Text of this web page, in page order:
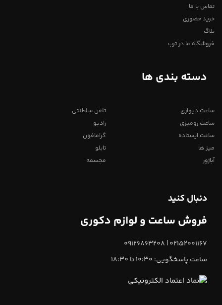
تماس با ما
خرید حضوری
بلاگ
فروشگاه ما در ترب
دسته بندی ها
ساعت دیواری
ساعت رومیزی
ساعت ایستاده
میز ها
آباژور
تلفن سلطنتی
رادیو
گرامافون
تابلو
مجسمه
دنبال کنید
فروش ساعت و لوازم دکوری
02152001167 | 09126863208
ساعت پاسخگویی: 10:30 تا 18:30